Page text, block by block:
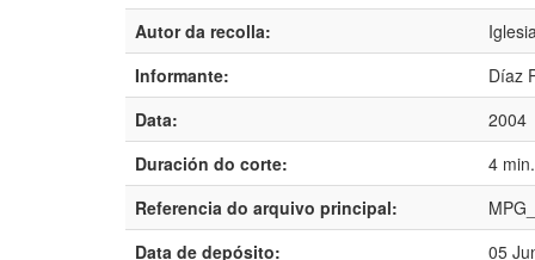
Autor da recolla:
Informante:
Díaz
Data:
2004
Duración do corte:
4
Referencia do arquivo principal:
Data de depósito:
05